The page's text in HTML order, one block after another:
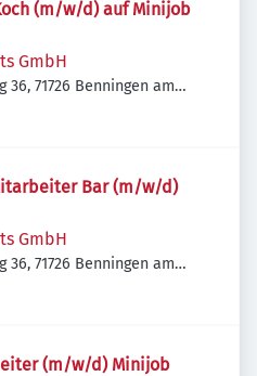
(m/w/d) auf Minijob
GmbH
36, 71726 Benningen am
Bar (m/w/d)
GmbH
36, 71726 Benningen am
(m/w/d) Minijob